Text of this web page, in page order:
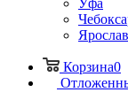
Уфа
Корзина0